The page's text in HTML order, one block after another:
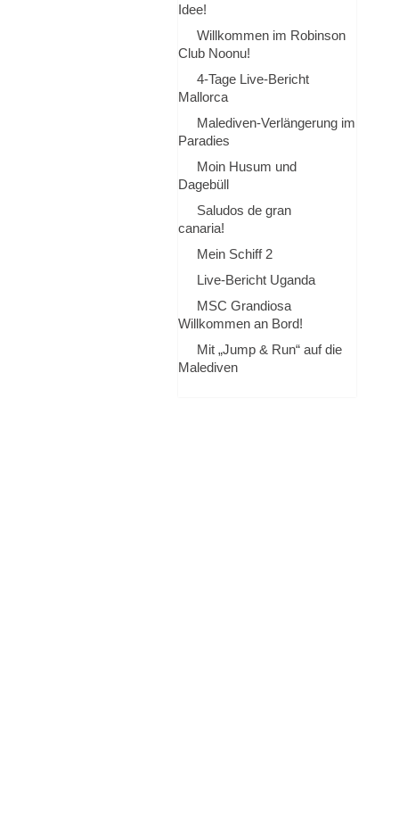
Idee!
Willkommen im Robinson
Club Noonu!
4-Tage Live-Bericht
Mallorca
Malediven-Verlängerung im
Paradies
Moin Husum und
Dagebüll
Saludos de gran
canaria!
Mein Schiff 2
Live-Bericht Uganda
MSC Grandiosa
Willkommen an Bord!
Mit „Jump & Run“ auf die
Malediven